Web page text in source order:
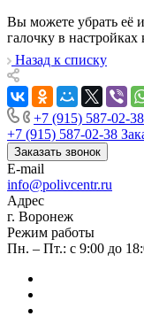
Вы можете убрать её
галочку в
Назад к списку
+7 (915) 587-02-38
+7 (915) 587-02-38
Заказать звонок
E-mail
info@polivcentr.ru
Адрес
г. Воронеж
Режим работы
Пн. – Пт.: с 9:00 до